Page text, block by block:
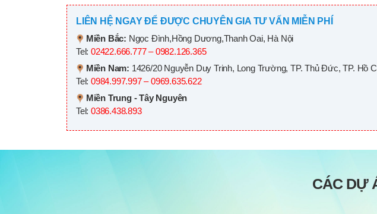
LIÊN HỆ NGAY ĐỂ ĐƯỢC CHUYÊN GIA TƯ VẤN MIỄN PHÍ
Miền Bắc: Ngọc Đình,Hồng Dương,Thanh Oai, Hà Nội
Tel: 02422.666.777 – 0982.126.365
Miền Nam: 1426/20 Nguyễn Duy Trinh, Long Trường, TP. Thủ Đức, TP. Hồ
Tel: 0984.997.997 – 0969.635.622
Miền Trung - Tây Nguyên
Tel: 0386.438.893
CÁC DỰ